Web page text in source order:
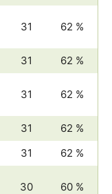
31 62 %
31 62 %
31 62 %
31
62 %
31 62 %
30 60 %